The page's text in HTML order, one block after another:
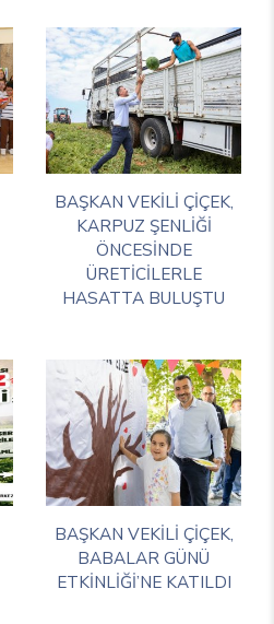
BAŞKAN VEKİLİ ÇİÇEK,
KARPUZ ŞENLİĞİ
ÖNCESİNDE
ÜRETİCİLERLE
HASATTA BULUŞTU
BAŞKAN VEKİLİ ÇİÇEK,
BABALAR GÜNÜ
ETKİNLİĞİ’NE KATILDI